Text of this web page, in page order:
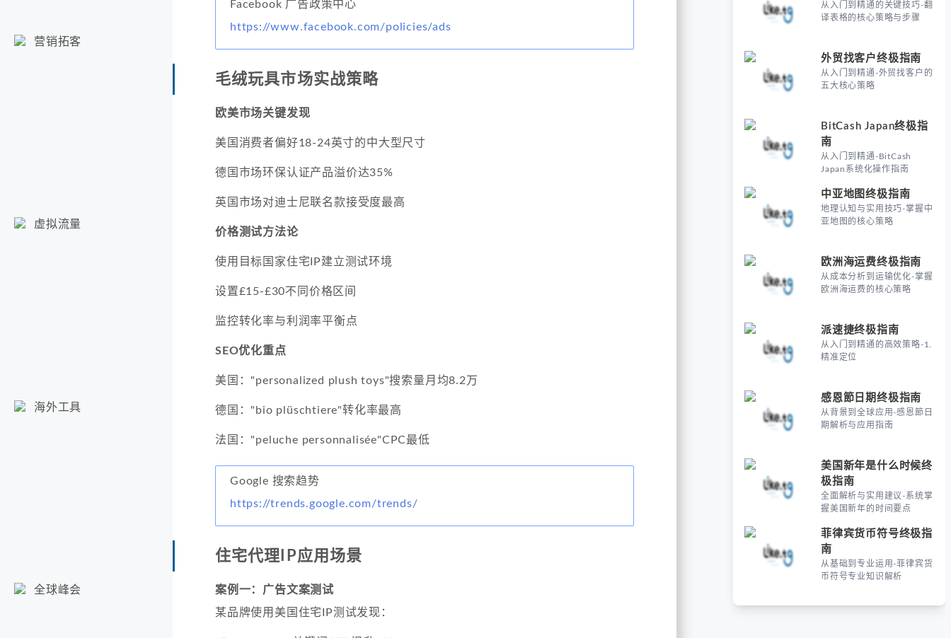
营销拓客
虚拟流量
海外工具
全球峰会
Facebook 广告政策中心
https://www.facebook.com/policies/ads
毛绒玩具市场实战策略
欧美市场关键发现
美国消费者偏好18-24英寸的中大型尺寸
德国市场环保认证产品溢价达35%
英国市场对迪士尼联名款接受度最高
价格测试方法论
使用目标国家住宅IP建立测试环境
设置£15-£30不同价格区间
监控转化率与利润率平衡点
SEO优化重点
美国："personalized plush toys"搜索量月均8.2万
德国："bio plüschtiere"转化率最高
法国："peluche personnalisée"CPC最低
Google 搜索趋势
https://trends.google.com/trends/
住宅代理IP应用场景
案例一：广告文案测试
某品牌使用美国住宅IP测试发现：
从入门到精通的关键技巧-翻
译表格的核心策略与步骤
外贸找客户终极指南
从入门到精通-外贸找客户的
五大核心策略
BitCash Japan终极指
南
从入门到精通-BitCash
Japan系统化操作指南
中亚地图终极指南
地理认知与实用技巧-掌握中
亚地图的核心策略
欧洲海运费终极指南
从成本分析到运输优化-掌握
欧洲海运费的核心策略
派速捷终极指南
从入门到精通的高效策略-1.
精准定位
感恩節日期终极指南
从背景到全球应用-感恩節日
期解析与应用指南
美国新年是什么时候终
极指南
全面解析与实用建议-系统掌
握美国新年的时间要点
菲律宾货币符号终极指
南
从基础到专业运用-菲律宾货
币符号专业知识解析